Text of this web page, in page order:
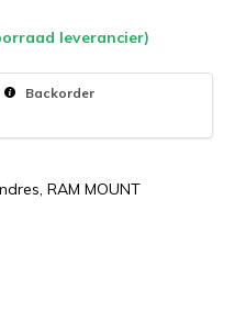
leverancier)
Backorder
RAM MOUNT